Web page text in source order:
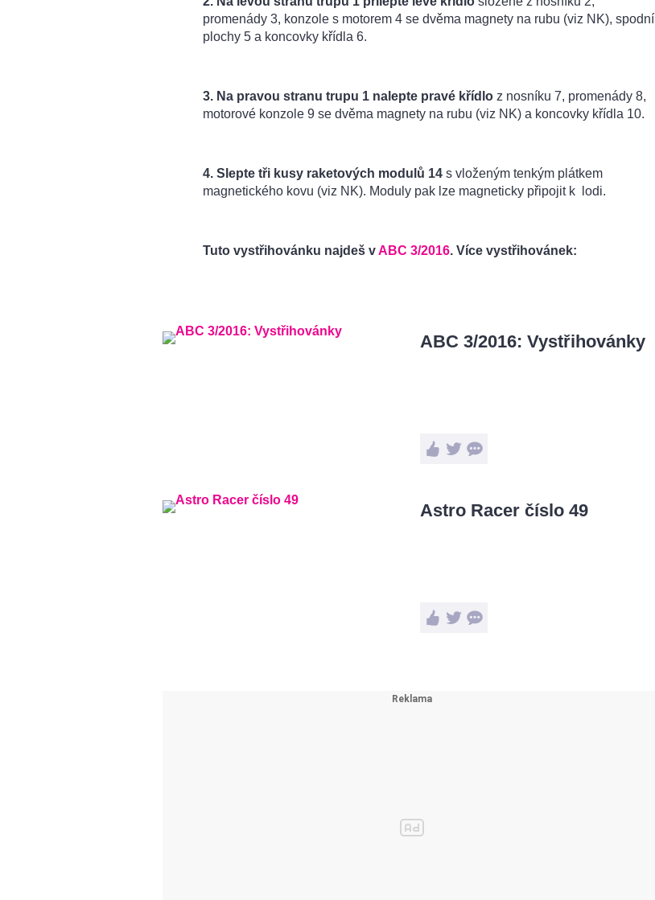
promenády 3, konzole s motorem 4 se dvěma magnety na rubu (viz NK), spodní
plochy 5 a koncovky křídla 6.
3. Na pravou stranu trupu 1 nalepte pravé křídlo z nosníku 7, promenády 8,
motorové konzole 9 se dvěma magnety na rubu (viz NK) a koncovky křídla 10.
4. Slepte tři kusy raketových modulů 14 s vloženým tenkým plátkem
magnetického kovu (viz NK). Moduly pak lze magneticky připojit k lodi.
Tuto vystřihovánku najdeš vABC 3/2016. Více vystřihovánek:
ABC 3/2016: Vystřihovánky
Astro Racer číslo 49